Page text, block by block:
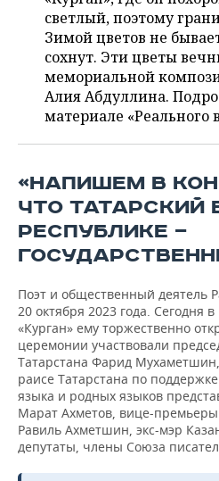
ХОККЕЙ С МЯЧОМ
ПРОИСШЕСТВИЯ
светлый, поэтому
Зимой цветов не
сохнут. Эти цветы
мемориальной
Алия Абдуллина.
материале «Реального
«НАПИШЕМ В
ЧТО ТАТАРСКИЙ
РЕСПУБЛИКЕ —
Поэт и общественный деятель
20 октября 2023 года. Сегодня
«Курган» ему торжественно
церемонии участвовали
Татарстана Фарид
раисе Татарстана по
языка и родных языков
Марат Ахметов, вице-
Равиль Ахметшин, экс-мэр
депутаты, члены Союза